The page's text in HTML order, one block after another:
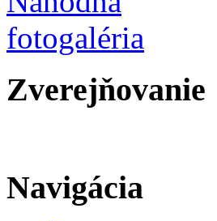
Zverejňovanie
Navigácia